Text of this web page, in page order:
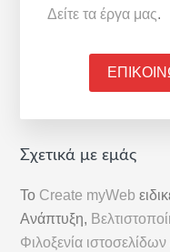
Δείτε τα έργα μας.
Αρχική
Στήλη
Σχετικά με εμάς
Το Create myWeb
Ανάπτυξη,
Φιλοξενία ιστοσελίδων